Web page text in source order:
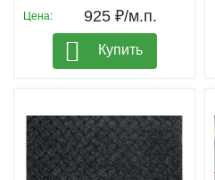
Цена: 925 ₽/м.п.
Купить